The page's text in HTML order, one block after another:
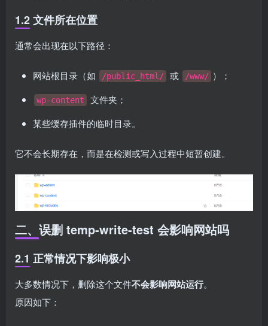
1.2 文件所在位置
通常会出现在以下路径：
网站根目录（如 /public_html/ 或 /www/ ）；
wp-content
文件夹；
某些缓存插件的临时目录。
它不会长期存在，而是在检测或写入过程中短暂创建。
二、误删 temp-write-test 会影响网站吗
2.1 正常情况下影响极小
大多数情况下，删除这个文件不会影响网站运行。
原因如下：